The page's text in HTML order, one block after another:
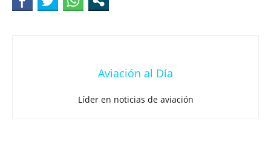
Aviación al Día
Líder en noticias de aviación